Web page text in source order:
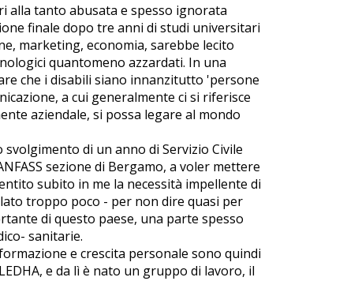
alla tanto abusata e spesso ignorata
finale dopo tre anni di studi universitari
marketing, economia, sarebbe lecito
quantomeno azzardati. In una
che i disabili siano innanzitutto 'persone
a cui generalmente ci si riferisce
aziendale, si possa legare al mondo
di un anno di Servizio Civile
sezione di Bergamo, a voler mettere
subito in me la necessità impellente di
troppo poco - per non dire quasi per
di questo paese, una parte spesso
sanitarie.
e crescita personale sono quindi
e da lì è nato un gruppo di lavoro, il